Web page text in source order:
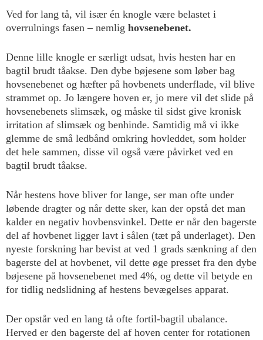
Ved for lang tå, vil især én knogle være belastet i
overrulnings fasen – nemlig hovsenebenet.
Denne lille knogle er særligt udsat, hvis hesten har en
bagtil brudt tåakse. Den dybe bøjesene som løber bag
hovsenebenet og hæfter på hovbenets underflade, vil blive
strammet op. Jo længere hoven er, jo mere vil det slide på
hovsenebenets slimsæk, og måske til sidst give kronisk
irritation af slimsæk og benhinde. Samtidig må vi ikke
glemme de små ledbånd omkring hovleddet, som holder
det hele sammen, disse vil også være påvirket ved en
bagtil brudt tåakse.
Når hestens hove bliver for lange, ser man ofte under
løbende dragter og når dette sker, kan der opstå det man
kalder en negativ hovbensvinkel. Dette er når den bagerste
del af hovbenet ligger lavt i sålen (tæt på underlaget). Den
nyeste forskning har bevist at ved 1 grads sænkning af den
bagerste del at hovbenet, vil dette øge presset fra den dybe
bøjesene på hovsenebenet med 4%, og dette vil betyde en
for tidlig nedslidning af hestens bevægelses apparat.
Der opstår ved en lang tå ofte fortil-bagtil ubalance.
Herved er den bagerste del af hoven center for rotationen